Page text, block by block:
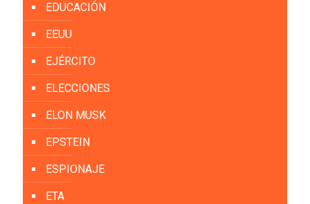
EDUCACIÓN
EEUU
EJÉRCITO
ELECCIONES
ELON MUSK
EPSTEIN
ESPIONAJE
ETA